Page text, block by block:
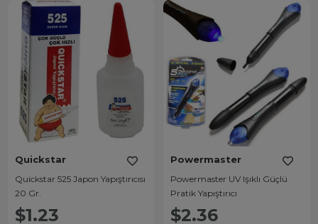
Quickstar
Quickstar 525 Japon Yapıştırıcısı
20 Gr.
$1.23
Powermaster
Powermaster UV Işıklı Güçlü
Pratik Yapıştırıcı
$2.36